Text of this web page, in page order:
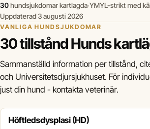
30hundsjukdomar kartlagda·YMYL-strikt med
Uppdaterad 3 augusti 2026
VANLIGA HUNDSJUKDOMAR
30 tillstånd Hunds
Sammanställd information per tillstånd,
och Universitetsdjursjukhuset. För
just din hund - kontakta veterinär.
Höftledsdysplasi (HD)